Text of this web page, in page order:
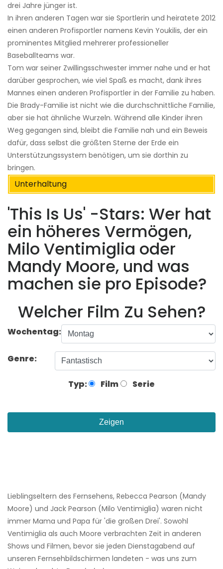
drei Jahre jünger ist.
In ihren anderen Tagen war sie Sportlerin und heiratete 2012
einen anderen Profisportler namens Kevin Youkilis, der ein
prominentes Mitglied mehrerer professioneller
Baseballteams war.
Tom war seiner Zwillingsschwester immer nahe und er hat
darüber gesprochen, wie viel Spaß es macht, dank ihres
Mannes einen anderen Profisportler in der Familie zu haben.
Die Brady-Familie ist nicht wie die durchschnittliche Familie,
aber sie hat ähnliche Wurzeln. Während alle Kinder ihren
Weg gegangen sind, bleibt die Familie nah und ein Beweis
dafür, dass selbst die größten Sterne der Erde ein
Unterstützungssystem benötigen, um sie dorthin zu
bringen.
Unterhaltung
'This Is Us' -Stars: Wer hat
ein höheres Vermögen,
Milo Ventimiglia oder
Mandy Moore, und was
machen sie pro Episode?
Welcher Film Zu Sehen?
Wochentag:
Genre:
Typ: Film Serie
Zeigen
Lieblingseltern des Fernsehens, Rebecca Pearson (Mandy
Moore) und Jack Pearson (Milo Ventimiglia) waren nicht
immer Mama und Papa für 'die großen Drei'. Sowohl
Ventimiglia als auch Moore verbrachten Zeit in anderen
Shows und Filmen, bevor sie jeden Dienstagabend auf
unseren Fernsehbildschirmen landeten - was uns zum